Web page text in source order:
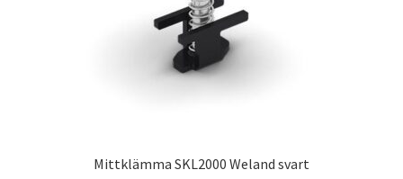
Mittklämma SKL2000 Weland svart